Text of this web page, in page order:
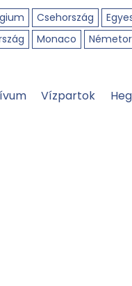
Csehország
Monaco
Vízpartok